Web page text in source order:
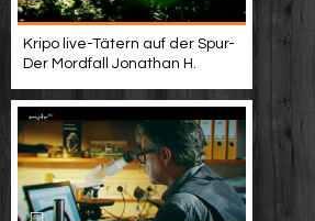
Kripo live-Tätern auf der Spur-
Der Mordfall Jonathan H.